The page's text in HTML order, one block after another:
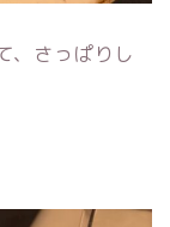
、さっぱりし